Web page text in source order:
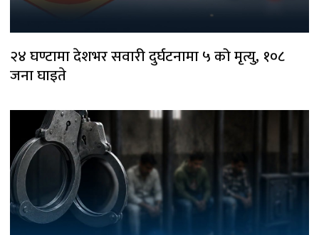
२४ घण्टामा देशभर सवारी दुर्घटनामा ५ को मृत्यु, १०८
जना घाइते